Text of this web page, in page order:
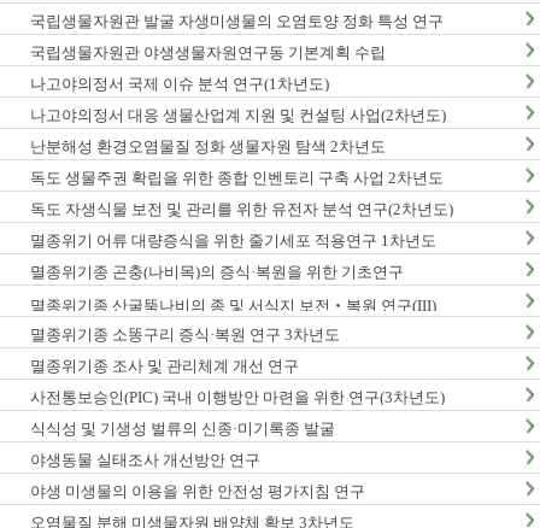
국립생물자원관 발굴 자생미생물의 오염토양 정화 특성 연구
국립생물자원관 야생생물자원연구동 기본계획 수립
나고야의정서 국제 이슈 분석 연구(1차년도)
나고야의정서 대응 생물산업계 지원 및 컨설팅 사업(2차년도)
난분해성 환경오염물질 정화 생물자원 탐색 2차년도
독도 생물주권 확립을 위한 종합 인벤토리 구축 사업 2차년도
독도 자생식물 보전 및 관리를 위한 유전자 분석 연구(2차년도)
멸종위기 어류 대량증식을 위한 줄기세포 적용연구 1차년도
멸종위기종 곤충(나비목)의 증식·복원을 위한 기초연구
멸종위기종 산굴뚝나비의 종 및 서식지 보전‧복원 연구(III)
멸종위기종 소똥구리 증식·복원 연구 3차년도
멸종위기종 조사 및 관리체계 개선 연구
사전통보승인(PIC) 국내 이행방안 마련을 위한 연구(3차년도)
식식성 및 기생성 벌류의 신종·미기록종 발굴
야생동물 실태조사 개선방안 연구
야생 미생물의 이용을 위한 안전성 평가지침 연구
오염물질 분해 미생물자원 배양체 확보 3차년도